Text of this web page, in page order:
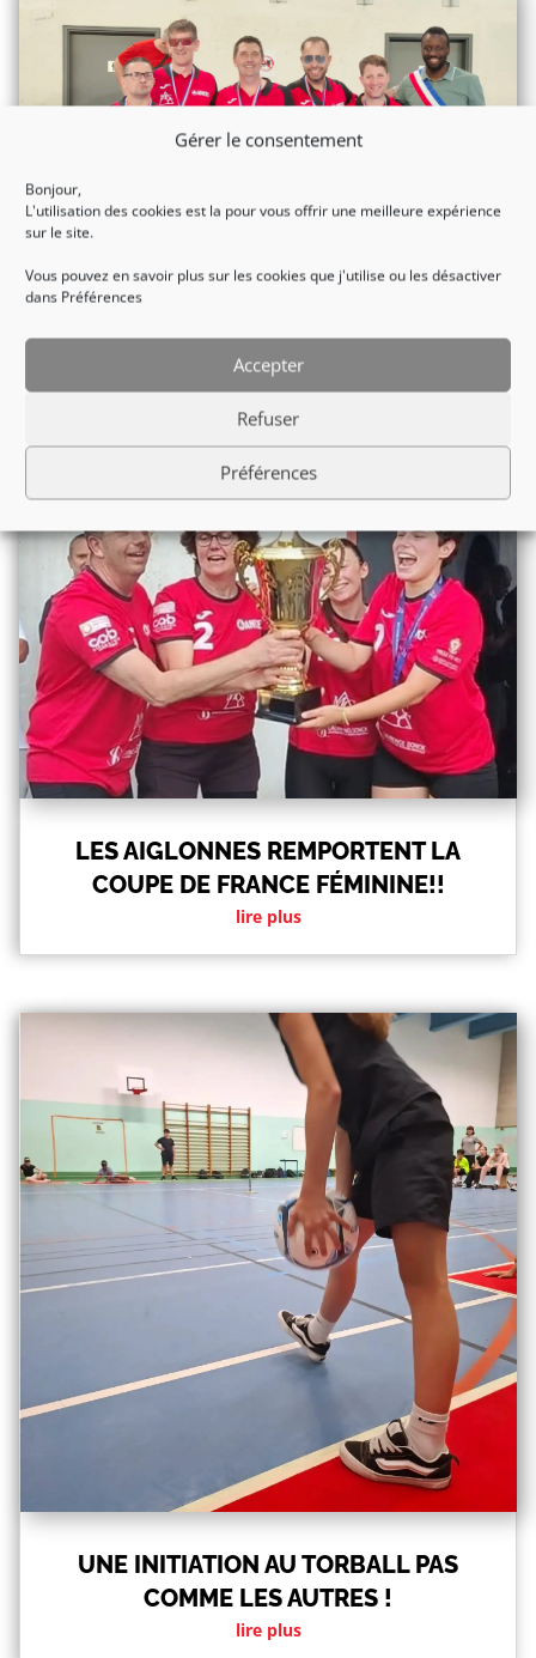
Gérer le consentement
Bonjour,
L'utilisation des cookies est la pour vous offrir une meilleure expérience
sur le site.
Vous pouvez en savoir plus sur les cookies que j'utilise ou les désactiver
dans Préférences
Accepter
Refuser
Préférences
LES NIÇOIS EN OR
lire plus
LES AIGLONNES REMPORTENT LA
COUPE DE FRANCE FÉMININE!!
lire plus
UNE INITIATION AU TORBALL PAS
COMME LES AUTRES !
lire plus